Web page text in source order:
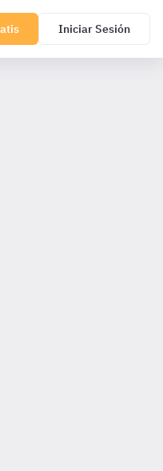
Iniciar Sesión
28. Delitos contra la